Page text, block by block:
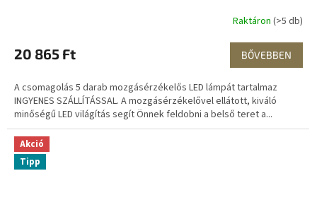
Y
E
N
S
Raktáron (>5 db)
20 865 Ft BŐVEBBEN
A csomagolás 5 darab mozgásérzékelős LED lámpát tartalmaz
INGYENES SZÁLLÍTÁSSAL. A mozgásérzékelővel ellátott, kiváló
minőségű LED világítás segít Önnek feldobni a belső teret a...
Akció
Tipp